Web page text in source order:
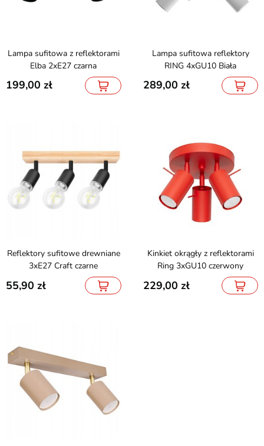
Lampa sufitowa z reflektorami
Elba 2xE27 czarna
199,00
Lampa sufitowa reflektory
RING 4xGU10 Biała
289,00
Reflektory sufitowe drewniane
3xE27 Craft czarne
55,90
Kinkiet okrągły z reflektorami
Ring 3xGU10 czerwony
229,00